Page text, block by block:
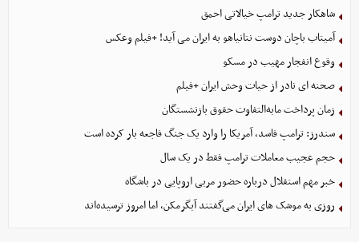
شاهکار جدید ترامپ خیالاتی احمق
آمیتاب باچان دوست نتانیاهو به ایران می آید! +فیلم وعکس
وقوع انفجار مهیب در مسکو
صحنه ای نادر از حیات وحش ایران +فیلم
زمان پرداخت مابه‌التفاوت حقوق بازنشستگان
سندرز: ترامپ فاسد، آمریکا را وارد یک جنگ فاجعه بار کرده است
حجم عجیب معاملات ترامپ فقط در یک سال
خبر مهم استقلال درباره حضور مربی اروپایی در باشگاه
روزی به موشک‌ های ایران می‌گفتند آبگرمکن، اما امروز ترسیده‌اند